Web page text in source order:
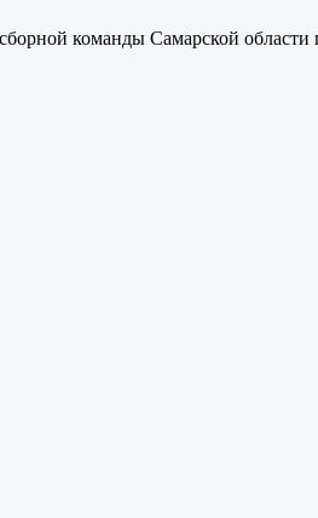
команды Самарской области